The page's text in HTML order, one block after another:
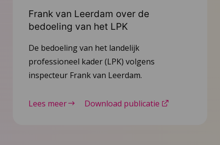
Frank van Leerdam over de
bedoeling van het LPK
De bedoeling van het landelijk
professioneel kader (LPK) volgens
inspecteur Frank van Leerdam.
Lees meer Download publicatie